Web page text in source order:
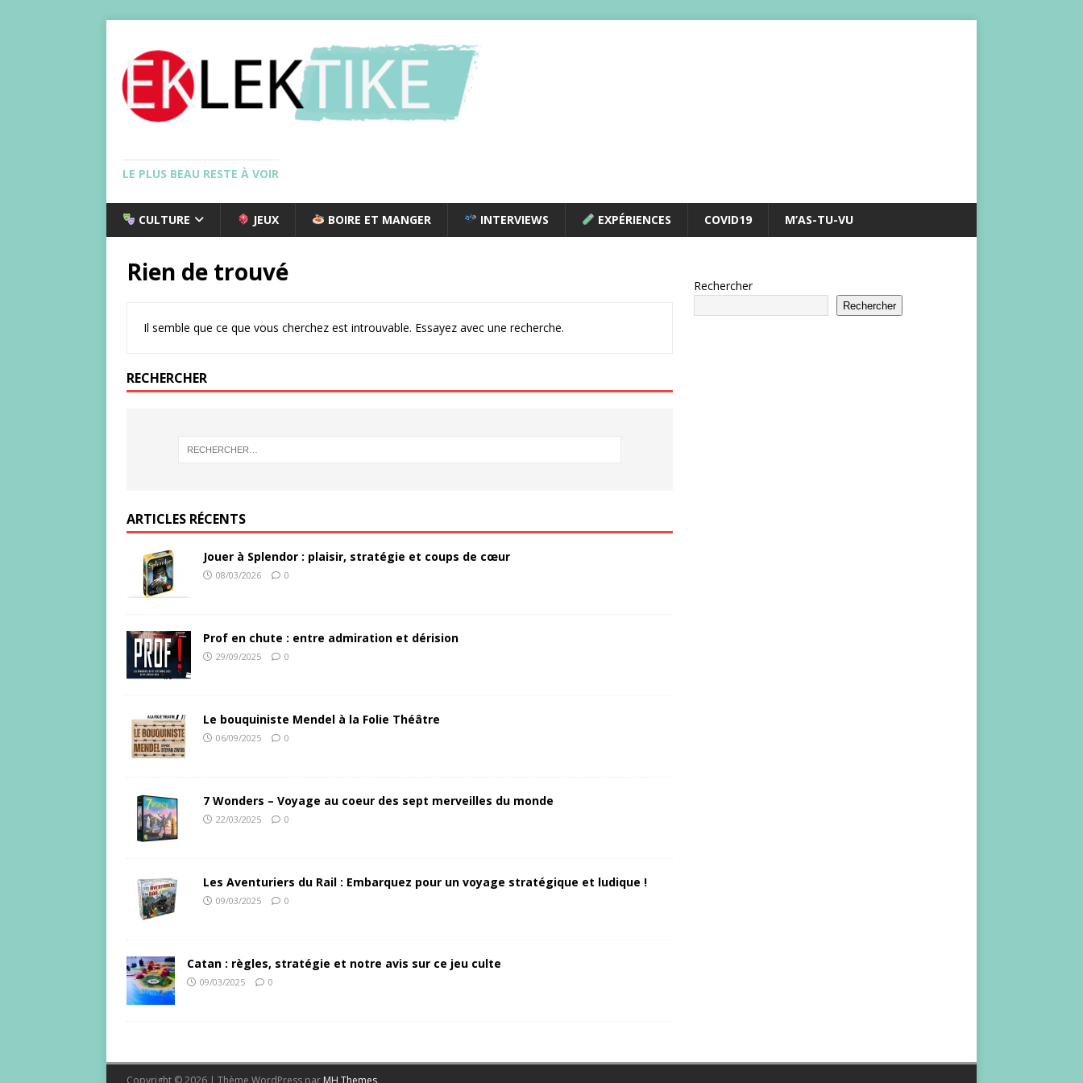
LE PLUS BEAU RESTE À VOIR
CULTURE JEUX BOIRE ET MANGER INTERVIEWS EXPÉRIENCES COVID19 M’AS-TU-VU
Rien de trouvé
Il semble que ce que vous cherchez est introuvable. Essayez avec une recherche.
RECHERCHER
ARTICLES RÉCENTS
Jouer à Splendor : plaisir, stratégie et coups de cœur
08/03/2026 0
Prof en chute : entre admiration et dérision
29/09/2025 0
Le bouquiniste Mendel à la Folie Théâtre
06/09/2025 0
7 Wonders – Voyage au coeur des sept merveilles du monde
22/03/2025 0
Les Aventuriers du Rail : Embarquez pour un voyage stratégique et ludique !
09/03/2025 0
Catan : règles, stratégie et notre avis sur ce jeu culte
09/03/2025 0
Rechercher
Rechercher
Copyright © 2026 | Thème WordPress par MH Themes